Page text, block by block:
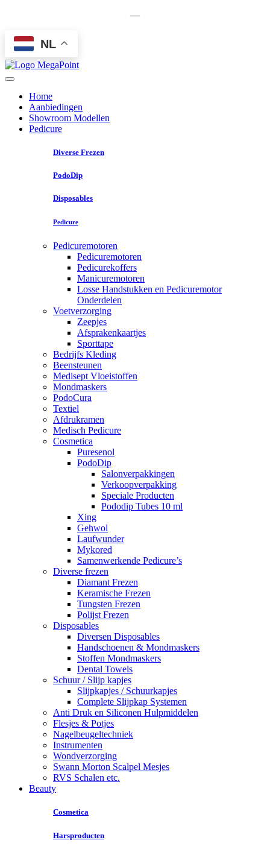
—
NL
Home
Aanbiedingen
Showroom Modellen
Pedicure
Diverse Frezen
PodoDip
Disposables
Pedicure
Pedicuremotoren
Pedicuremotoren
Pedicurekoffers
Manicuremotoren
Losse Handstukken en Pedicuremotor
Onderdelen
Voetverzorging
Zeepjes
Afsprakenkaartjes
Sporttape
Bedrijfs Kleding
Beensteunen
Medisept Vloeistoffen
Mondmaskers
PodoCura
Textiel
Afdrukramen
Medisch Pedicure
Cosmetica
Puresenol
PodoDip
Salonverpakkingen
Verkoopverpakking
Speciale Producten
Pododip Tubes 10 ml
Xing
Gehwol
Laufwunder
Mykored
Samenwerkende Pedicure’s
Diverse frezen
Diamant Frezen
Keramische Frezen
Tungsten Frezen
Polijst Frezen
Disposables
Diversen Disposables
Handschoenen & Mondmaskers
Stoffen Mondmaskers
Dental Towels
Schuur / Slijp kapjes
Slijpkapjes / Schuurkapjes
Complete Slijpkap Systemen
Anti Druk en Siliconen Hulpmiddelen
Flesjes & Potjes
Nagelbeugeltechniek
Instrumenten
Wondverzorging
Swann Morton Scalpel Mesjes
RVS Schalen etc.
Beauty
Cosmetica
Harsproducten